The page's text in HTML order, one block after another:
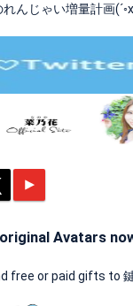
れんじゃい増量計画
Avatars
free or paid gifts to